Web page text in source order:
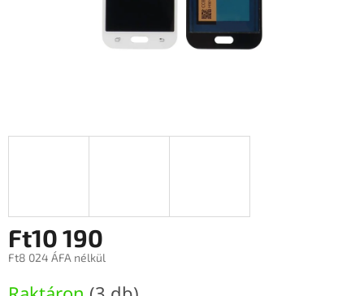
Ft10 190
Ft8 024 ÁFA nélkül